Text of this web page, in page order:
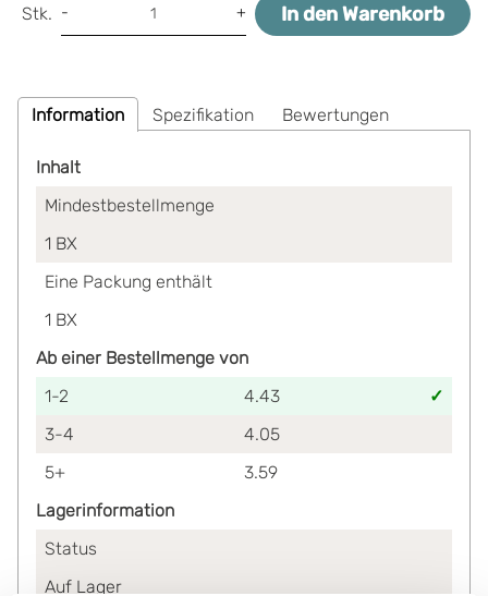
Stk. - + In den Warenkorb
Information Spezifikation Bewertungen
Inhalt
Mindestbestellmenge
1 BX
Eine Packung enthält
1 BX
Ab einer Bestellmenge von
1-2
4.43
3-4
4.05
5+
3.59
Lagerinformation
Status
Auf Lager